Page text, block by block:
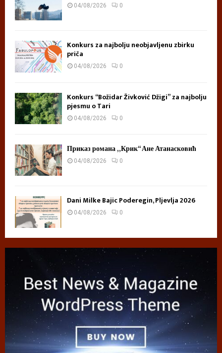
04/08/2026 0
Konkurs za najbolju neobjavljenu zbirku
priča
04/08/2026 0
Konkurs “Božidar Živković Džigi” za najbolju
pjesmu o Tari
04/08/2026 0
Приказ романа „Крик“ Ане Атанасковић
04/08/2026 0
Dani Milke Bajic Poderegin, Pljevlja 2026
04/08/2026 0